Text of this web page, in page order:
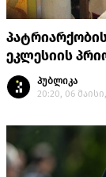
ეკლესიის
პუბლიკა
20:20, 06